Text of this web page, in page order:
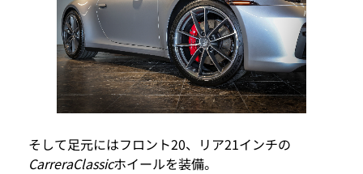
そして足元にはフロント20、リア21インチの
CarreraClassicホイールを装備。